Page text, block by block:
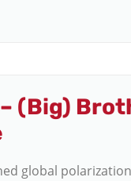
(Big)
global